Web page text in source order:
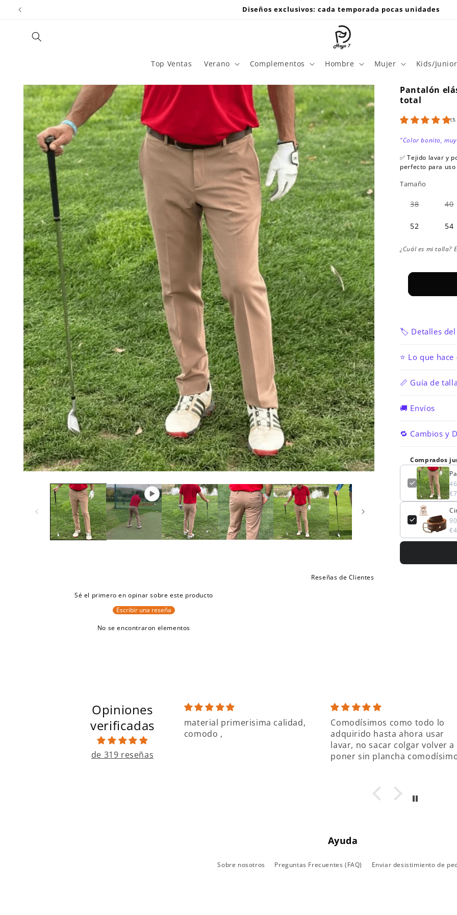
directamente
Diseños exclusivos: cada temporada pocas unidades
Top Ventas Verano Complementos Hombre Mujer Kids/Junior
directamente
a la
información
del producto
Pantalón
total
"Color bonito,
✅ Tejido lavar y
perfecto para
Tamaño
38Variante
disponible
40
52 54
¿Cuál es mi talla?
🏷️ Detalles
⭐ Lo que
📏 Guía de
🚚 Envíos
🔁 Cambios y
Comprados
46
90
Reseñas de Clientes
Sé el primero en opinar sobre este producto
Escribir una reseña
No se encontraron elementos
Opiniones
verificadas
de 319 reseñas
Muy cómodos
material primerisima calidad,
comodo ,
Comodísimos como todo lo
adquirido hasta ahora usar
lavar, no sacar colgar volver a
poner sin plancha
Ayuda
Sobre nosotros Preguntas Frecuentes (FAQ) Enviar desistimiento de